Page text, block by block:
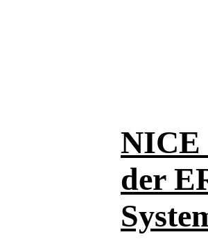
NICE
der